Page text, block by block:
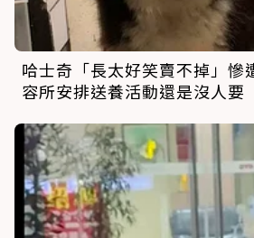
哈士奇「長太好笑賣不掉」慘
容所安排送養活動還是沒人要